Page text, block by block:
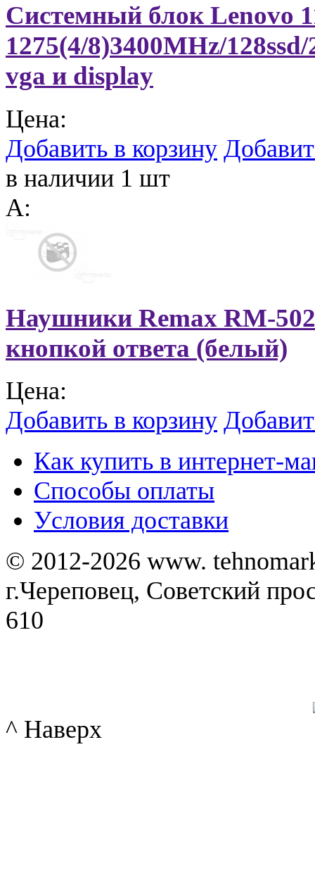
Системный блок Lenovo
1275(4/8)3400MHz/
vga и display
Цена:
Добавить в корзину
в наличии 1 шт
A:
Наушники Remax RM-
кнопкой ответа (белый)
Цена:
Добавить в корзину
Как купить в интернет-
Способы оплаты
Уcловия доставки
© 2012-2026 www.
г.Череповец, Советский
610
^ Наверх